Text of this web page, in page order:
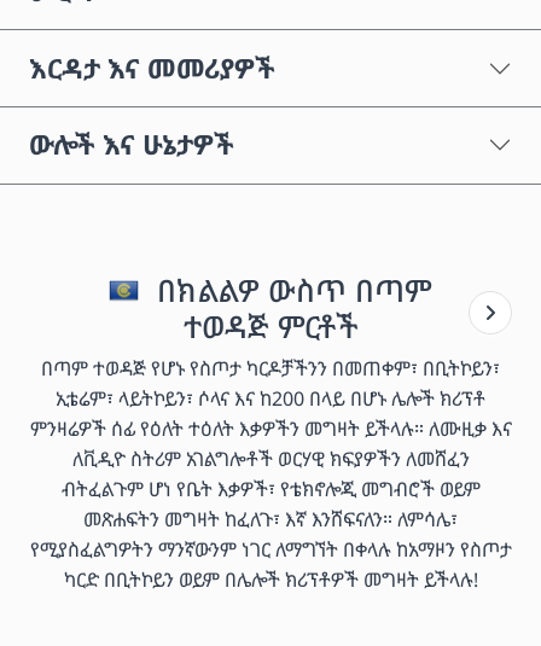
እርዳታ እና መመሪያዎች
ውሎች እና ሁኔታዎች
በክልልዎ ውስጥ በጣም
ተወዳጅ ምርቶች
በጣም ተወዳጅ የሆኑ የስጦታ ካርዶቻችንን በመጠቀም፣ በቢትኮይን፣
ኢቴሬም፣ ላይትኮይን፣ ሶላና እና ከ200 በላይ በሆኑ ሌሎች ክሪፕቶ
ምንዛሬዎች ሰፊ የዕለት ተዕለት እቃዎችን መግዛት ይችላሉ። ለሙዚቃ እና
ለቪዲዮ ስትሪም አገልግሎቶች ወርሃዊ ክፍያዎችን ለመሸፈን
ብትፈልጉም ሆነ የቤት እቃዎች፣ የቴክኖሎጂ መግብሮች ወይም
መጽሐፍትን መግዛት ከፈለጉ፣ እኛ እንሸፍናለን። ለምሳሌ፣
የሚያስፈልግዎትን ማንኛውንም ነገር ለማግኘት በቀላሉ ከአማዞን የስጦታ
ካርድ በቢትኮይን ወይም በሌሎች ክሪፕቶዎች መግዛት ይችላሉ!